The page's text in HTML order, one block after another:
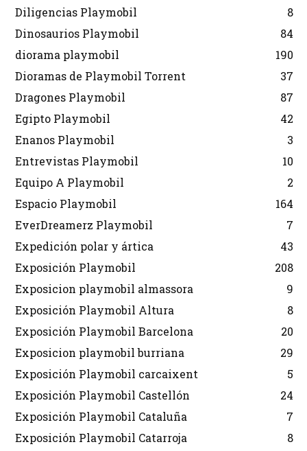
Diligencias Playmobil
8
Dinosaurios Playmobil
84
diorama playmobil
190
Dioramas de Playmobil Torrent
37
Dragones Playmobil
87
Egipto Playmobil
42
Enanos Playmobil
3
Entrevistas Playmobil
10
Equipo A Playmobil
2
Espacio Playmobil
164
EverDreamerz Playmobil
7
Expedición polar y ártica
43
Exposición Playmobil
208
Exposicion playmobil almassora
9
Exposición Playmobil Altura
8
Exposición Playmobil Barcelona
20
Exposicion playmobil burriana
29
Exposición Playmobil carcaixent
5
Exposición Playmobil Castellón
24
Exposición Playmobil Cataluña
7
Exposición Playmobil Catarroja
8